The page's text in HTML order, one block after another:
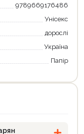
9789669176486
Унісекс
дорослі
Україна
Папір